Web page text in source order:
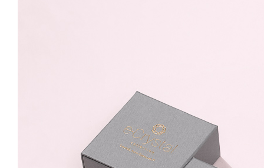
cu rodiu cu cristale
Swarovski® Angelin
Xirius Fancy Pear 14mm
Crystal Clear Surub